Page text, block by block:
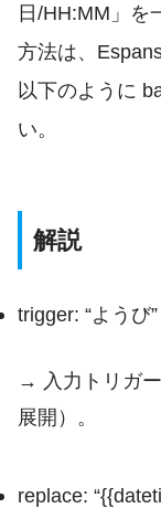
日/HH:MM」を
方法は、
以下のように
い。
解説
trigger: “ようび”
→ 入力トリガ
展開）。
replace: